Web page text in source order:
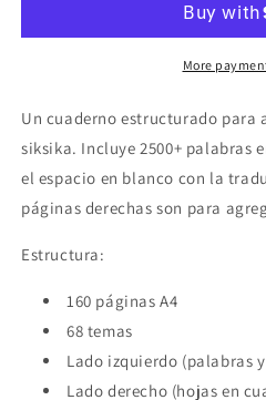
vocabulariovocabulario
More
Un cuaderno estructurado para
siksika. Incluye 2500+ palabras
el espacio en blanco con la
páginas derechas son para
Estructura:
160 páginas A4
68 temas
Lado izquierdo (palabras
Lado derecho (hojas en